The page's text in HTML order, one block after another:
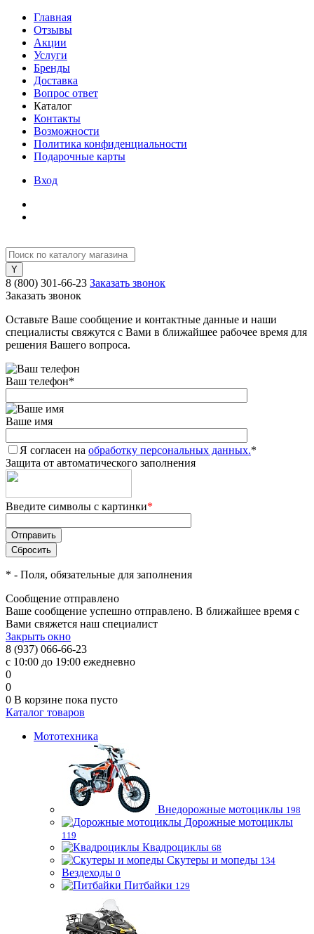
Главная
Отзывы
Акции
Услуги
Бренды
Доставка
Вопрос ответ
Каталог
Контакты
Возможности
Политика конфиденциальности
Подарочные карты
Вход
8 (800) 301-66-23 Заказать звонок
Заказать звонок
Оставьте Ваше сообщение и контактные данные и наши
специалисты свяжутся с Вами в ближайшее рабочее время для
решения Вашего вопроса.
Ваш телефон*
Ваше имя
Я согласен на обработку персональных данных.*
Защита от автоматического заполнения
Введите символы с картинки*
* - Поля, обязательные для заполнения
Сообщение отправлено
Ваше сообщение успешно отправлено. В ближайшее время с
Вами свяжется наш специалист
Закрыть окно
8 (937) 066-66-23
с 10:00 до 19:00 ежедневно
0
0
0 В корзине пока пусто
Каталог товаров
Мототехника
Внедорожные мотоциклы 198
Дорожные мотоциклы
119
Квадроциклы 68
Скутеры и мопеды 134
Вездеходы 0
Питбайки 129